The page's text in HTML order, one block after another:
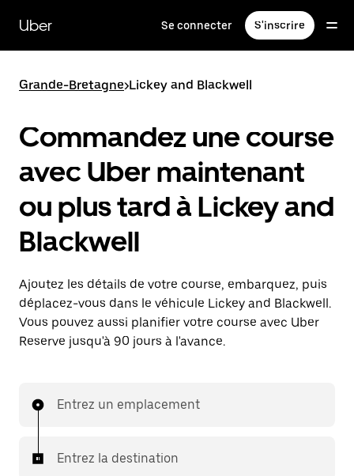
contenu
principal
Uber Se connecter S'inscrire
Grande-Bretagne>Lickey and Blackwell
Commandez une course
avec Uber maintenant
ou plus tard à Lickey and
Blackwell
Ajoutez les détails de votre course, embarquez, puis
déplacez-vous dans le véhicule Lickey and Blackwell.
Vous pouvez aussi planifier votre course avec Uber
Reserve jusqu'à 90 jours à l'avance.
Entrez un emplacement
Entrez la destination